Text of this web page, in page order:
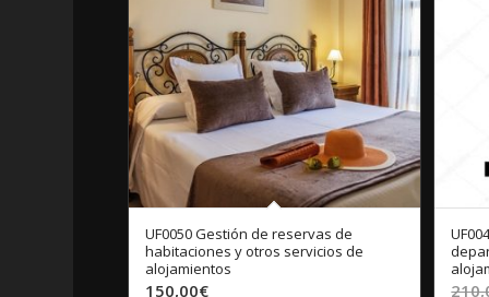
UF0050 Gestión de reservas de
habitaciones y otros servicios de
alojamientos
150,00€